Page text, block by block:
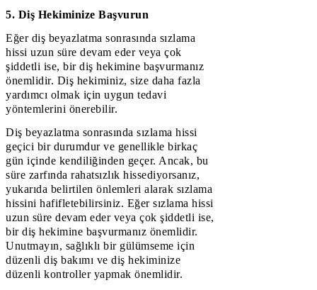
5. Diş Hekiminize Başvurun
Eğer diş beyazlatma sonrasında sızlama
hissi uzun süre devam eder veya çok
şiddetli ise, bir diş hekimine başvurmanız
önemlidir. Diş hekiminiz, size daha fazla
yardımcı olmak için uygun tedavi
yöntemlerini önerebilir.
Diş beyazlatma sonrasında sızlama hissi
geçici bir durumdur ve genellikle birkaç
gün içinde kendiliğinden geçer. Ancak, bu
süre zarfında rahatsızlık hissediyorsanız,
yukarıda belirtilen önlemleri alarak sızlama
hissini hafifletebilirsiniz. Eğer sızlama hissi
uzun süre devam eder veya çok şiddetli ise,
bir diş hekimine başvurmanız önemlidir.
Unutmayın, sağlıklı bir gülümseme için
düzenli diş bakımı ve diş hekiminize
düzenli kontroller yapmak önemlidir.